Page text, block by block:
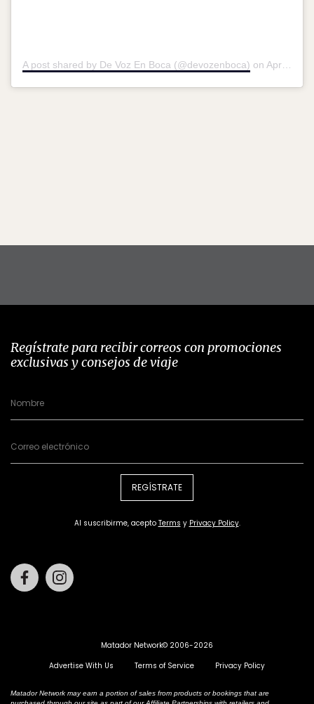
A post shared by De Voz En Boca (@devozenboca) on Apr 25, 2015 at 6:54pm PDT
Regístrate para recibir correos con promociones
exclusivas y consejos de viaje
REGÍSTRATE
Al suscribirme, acepto Terms y Privacy Policy.
Facebook
Matador Network© 2006-2026
Advertise With Us
Terms of Service Privacy Policy
Matador Network may earn a portion of sales from products or bookings that are